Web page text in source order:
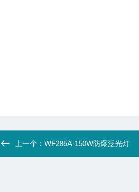
上一个：WF285A-150W防爆泛光灯